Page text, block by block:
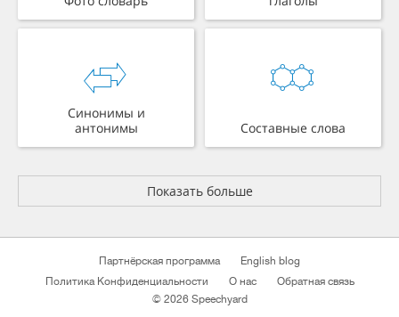
Синонимы и
антонимы
Составные слова
Показать больше
Партнёрская программа
English blog
Политика Конфиденциальности
О нас
Обратная связь
© 2026 Speechyard